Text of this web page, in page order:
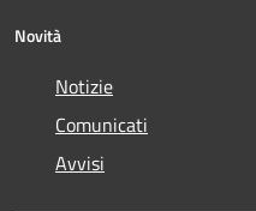
Novità
Notizie
Comunicati
Avvisi